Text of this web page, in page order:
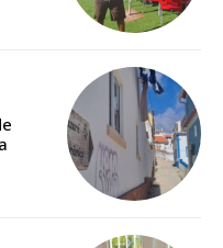
desejado: